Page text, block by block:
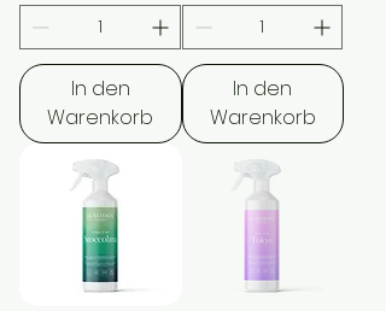
In den
Warenkorb
In den
Warenkorb